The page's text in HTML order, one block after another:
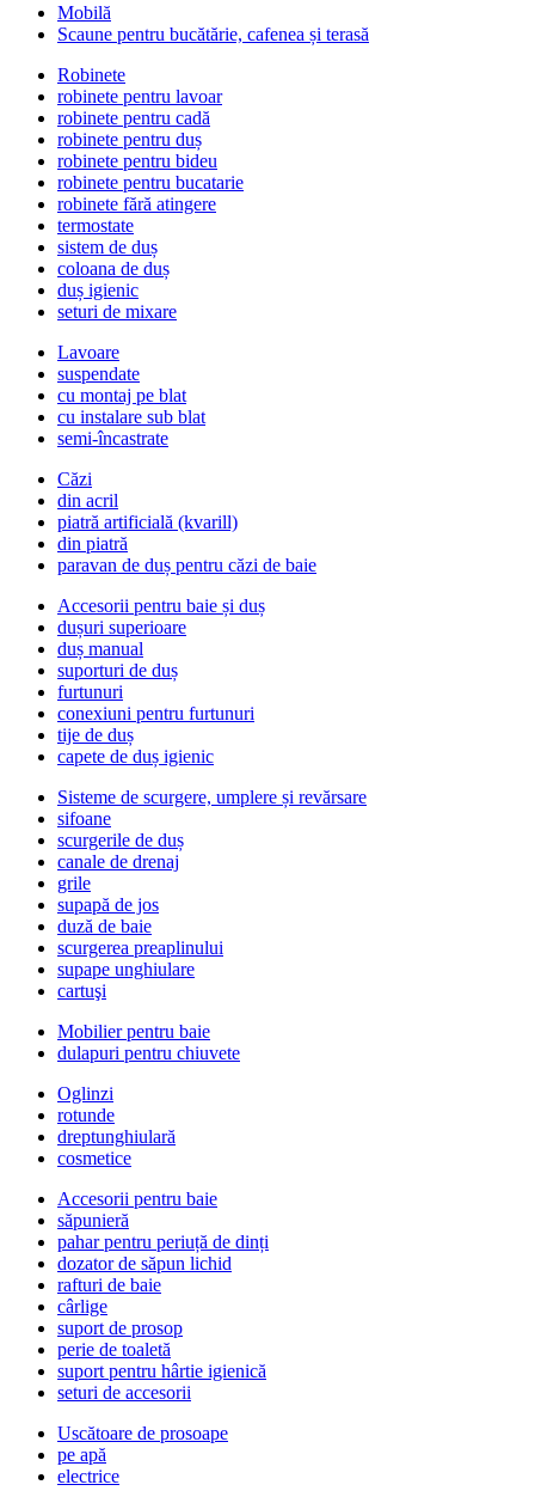
Mobilă
Scaune pentru bucătărie, cafenea și terasă
Robinete
robinete pentru lavoar
robinete pentru cadă
robinete pentru duș
robinete pentru bideu
robinete pentru bucatarie
robinete fără atingere
termostate
sistem de duș
coloana de duș
duș igienic
seturi de mixare
Lavoare
suspendate
cu montaj pe blat
cu instalare sub blat
semi-încastrate
Căzi
din acril
piatră artificială (kvarill)
din piatră
paravan de duș pentru căzi de baie
Accesorii pentru baie și duș
dușuri superioare
duș manual
suporturi de duș
furtunuri
conexiuni pentru furtunuri
tije de duș
capete de duș igienic
Sisteme de scurgere, umplere și revărsare
sifoane
scurgerile de duș
canale de drenaj
grile
supapă de jos
duză de baie
scurgerea preaplinului
supape unghiulare
cartuşi
Mobilier pentru baie
dulapuri pentru chiuvete
Oglinzi
rotunde
dreptunghiulară
cosmetice
Accesorii pentru baie
săpunieră
pahar pentru periuță de dinți
dozator de săpun lichid
rafturi de baie
cârlige
suport de prosop
perie de toaletă
suport pentru hârtie igienică
seturi de accesorii
Uscătoare de prosoape
pe apă
electrice